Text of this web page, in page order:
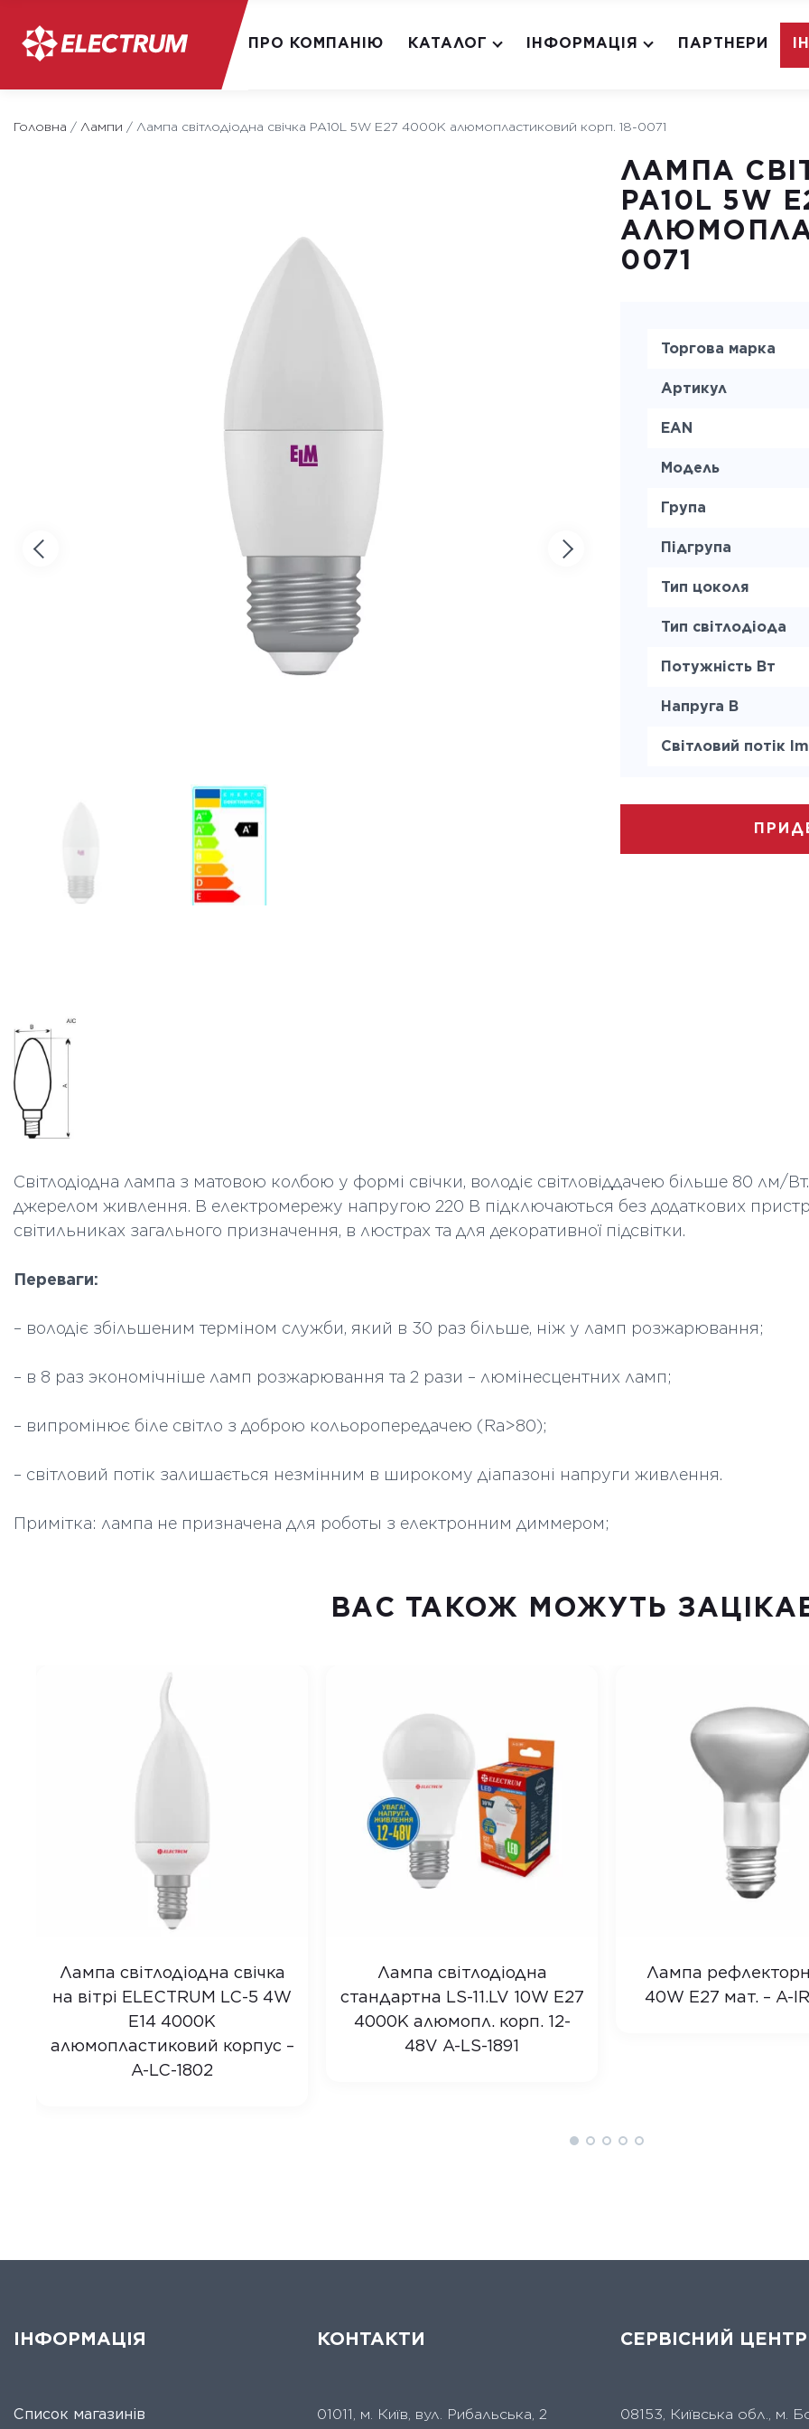
to
ПРО КОМПАНІЮ КАТАЛОГ ІНФОРМАЦІЯ ПАРТНЕРИ
Головна / Лампи / Лампа світлодіодна свічка PA10L 5W E27 4000K алюмопластиковий корп. 18-0071
ЛАМПА
PA10L 5W
0071
Торгова марка
Артикул
EAN
Модель
Група
Підгрупа
Тип цоколя
Тип світлодіода
Потужність Вт
Напруга В
Світловий потік lm
Термін служби ч
Світлодіодна лампа з матовою колбою у формі свічки, володіє світловіддачею більше 80 лм/
джерелом живлення. В електромережу напругою 220 В підключаються без додаткових
світильниках загального призначення, в люстрах та для декоративної підсвітки.
Переваги:
– володіє збільшеним терміном служби, який в 30 раз більше, ніж у ламп розжарювання;
– в 8 раз экономічніше ламп розжарювання та 2 рази – люмінесцентних ламп;
– випромінює біле світло з доброю кольоропередачею (Ra>80);
– світловий потік залишається незмінним в широкому діапазоні напруги живлення.
Примітка: лампа не призначена для роботы з електронним диммером;
ВАC ТАКОЖ МОЖУТЬ
Лампа світлодіодна свічка
на вітрі ELECTRUM LC-5 4W
E14 4000K
алюмопластиковий корпус –
A-LC-1802
Лампа світлодіодна
стандартна LS-11.LV 10W E27
4000K алюмопл. корп. 12-
48V A-LS-1891
Лампа
40W E27 мат. – A-
ІНФОРМАЦІЯ
Список магазинів
КОНТАКТИ
01011, м. Київ, вул. Рибальська, 2
СЕРВІСНИЙ ЦЕНТР
08153, Київська обл., м.